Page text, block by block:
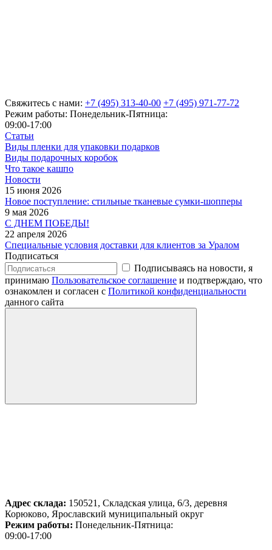
Свяжитесь с нами: +7 (495) 313-40-00 +7 (495) 971-77-72
Режим работы: Понедельник-Пятница:
09:00-17:00
Статьи
Виды пленки для упаковки подарков
Виды подарочных коробок
Что такое кашпо
Новости
15 июня 2026
Новое поступление: стильные тканевые сумки-шопперы
9 мая 2026
С ДНЕМ ПОБЕДЫ!
22 апреля 2026
Специальные условия доставки для клиентов за Уралом
Подписаться
Подписываясь на новости, я
принимаю Пользовательское соглашение и подтверждаю, что
ознакомлен и согласен с Политикой конфиденциальности
данного сайта
Адрес склада: 150521, Складская улица, 6/3, деревня
Корюково, Ярославский муниципальный округ
Режим работы: Понедельник-Пятница:
09:00-17:00